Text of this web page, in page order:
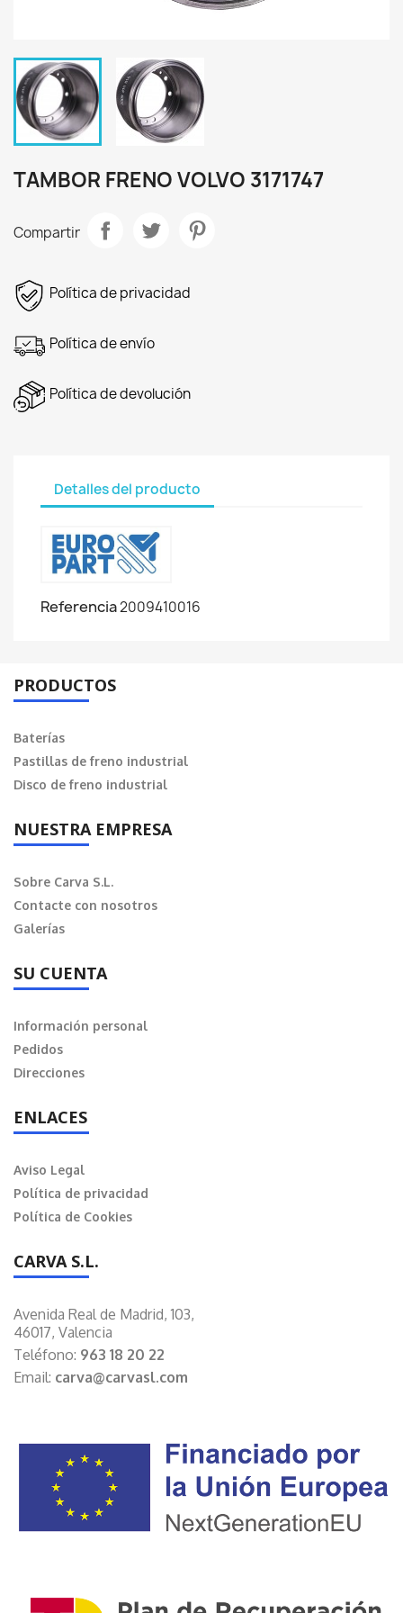
TAMBOR FRENO VOLVO 3171747
Compartir
Política de privacidad
Política de envío
Política de devolución
Detalles del producto
Referencia2009410016
PRODUCTOS
Baterías
Pastillas de freno industrial
Disco de freno industrial
NUESTRA EMPRESA
Sobre Carva S.L.
Contacte con nosotros
Galerías
SU CUENTA
Información personal
Pedidos
Direcciones
ENLACES
Aviso Legal
Política de privacidad
Política de Cookies
CARVA S.L.
Avenida Real de Madrid, 103,
46017, Valencia
Teléfono: 963 18 20 22
Email: carva@carvasl.com